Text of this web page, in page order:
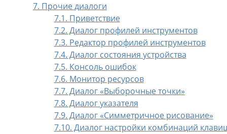
7. Прочие диалоги
7.1. Приветствие
7.2. Диалог профилей инструментов
7.3. Редактор профилей инструментов
7.4. Диалог состояния устройства
7.5. Консоль ошибок
7.6. Монитор ресурсов
7.7. Диалог «Выборочные точки»
7.8. Диалог указателя
7.9. Диалог «Симметричное рисование»
7.10. Диалог настройки комбинаций